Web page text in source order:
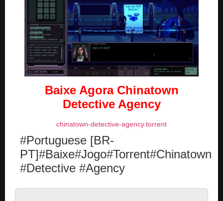
Baixe Agora Chinatown
Detective Agency
chinatown-detective-agency.torrent
#Portuguese [BR-
PT]#Baixe#Jogo#Torrent#Chinatown
#Detective #Agency